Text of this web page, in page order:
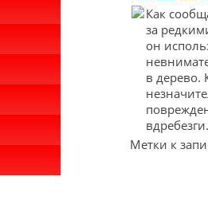
Как
за
он
в дерево.
Метки к